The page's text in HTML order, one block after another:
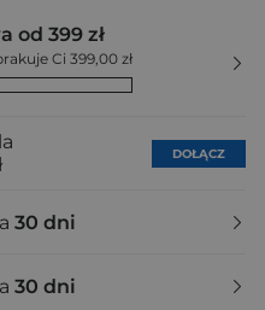
od 399 zł
Ci 399,00 zł
DOŁĄCZ
30 dni
30 dni